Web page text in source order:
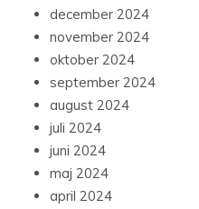
december 2024
november 2024
oktober 2024
september 2024
august 2024
juli 2024
juni 2024
maj 2024
april 2024